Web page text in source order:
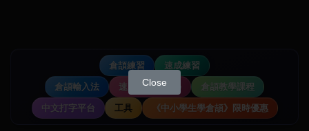
倉頡練習
速成練習
倉頡輸入法
速成輸入法教學
倉頡教學課程
中文打字平台
工具 《中小學生學倉頡》限時優惠
Close